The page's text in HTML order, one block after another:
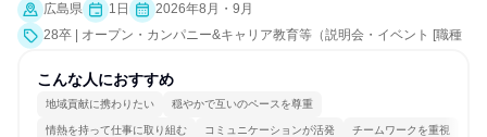
広島県 1日
2026年8月・9月
28卒 | オープン・カンパニー&キャリア教育等（説明会・イベント [職種
究]、仕事体験）
こんな人におすすめ
地域貢献に携わりたい 穏やかで互いのペースを尊重
情熱を持って仕事に取り組む コミュニケーションが活発 チームワークを重視